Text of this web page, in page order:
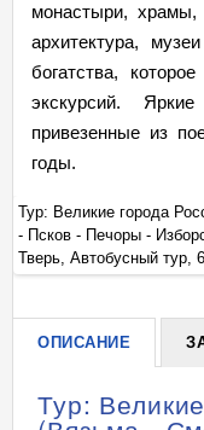
монастыри, храмы,
архитектура,
богатства,
экскурсий.
привезенные из
годы.
Тур: Великие города
- Псков - Печоры -
Тверь, Автобусный тур,
ОПИСАНИЕ
Тур: